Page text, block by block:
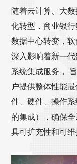
随着云计算、大
化转型，商业银
数据中心转变，
深入影响着新一代
系统集成服务，
户提供整体性能
件、硬件、操作
的集成），确保
具可扩充性和可维